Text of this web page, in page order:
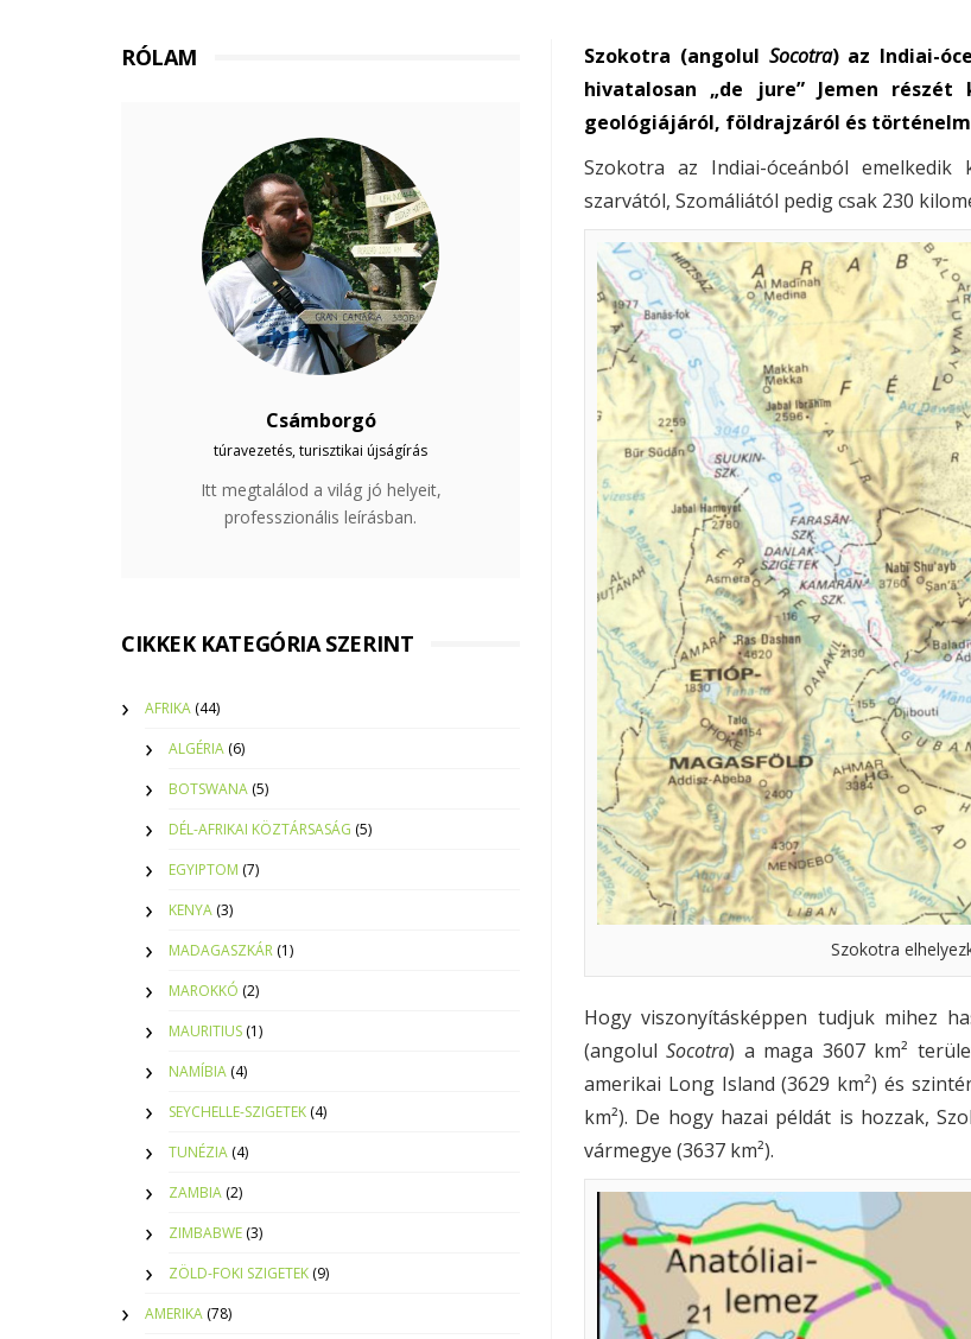
Szokotra (angolul Socotra) az Indiai-
hivatalosan „de jure” Jemen
geológiájáról, földrajzáról és
Szokotra az Indiai-óceánból
szarvától, Szomáliától pedig csak 230
Szokotra
Hogy viszonyításképpen tudjuk mihez
(angolulSocotra) a maga 3607 km²
amerikai Long Island (3629 km²) és
km²). De hogy hazai példát is hozzak,
vármegye (3637 km²).
RÓLAM
Csámborgó
túravezetés, turisztikai újságírás
Itt megtalálod a világ jó helyeit,
professzionális leírásban.
CIKKEK KATEGÓRIA SZERINT
AFRIKA (44)
ALGÉRIA (6)
BOTSWANA (5)
DÉL-AFRIKAI KÖZTÁRSASÁG (5)
EGYIPTOM (7)
KENYA (3)
MADAGASZKÁR (1)
MAROKKÓ (2)
MAURITIUS (1)
NAMÍBIA (4)
SEYCHELLE-SZIGETEK (4)
TUNÉZIA (4)
ZAMBIA (2)
ZIMBABWE (3)
ZÖLD-FOKI SZIGETEK (9)
AMERIKA (78)